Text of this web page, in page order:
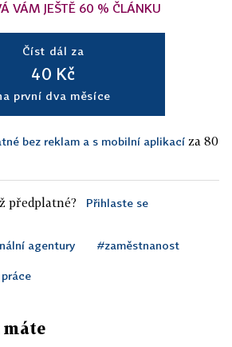
VÁM JEŠTĚ 60 % ČLÁNKU
Číst dál za
40 Kč
první dva měsíce
bez reklam a s mobilní aplikací za 80
předplatné? Přihlaste se
agentury #zaměstnanost